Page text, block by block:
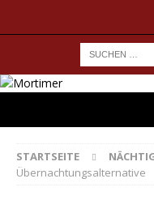
STARTSEITE
Übernachtungsalternative